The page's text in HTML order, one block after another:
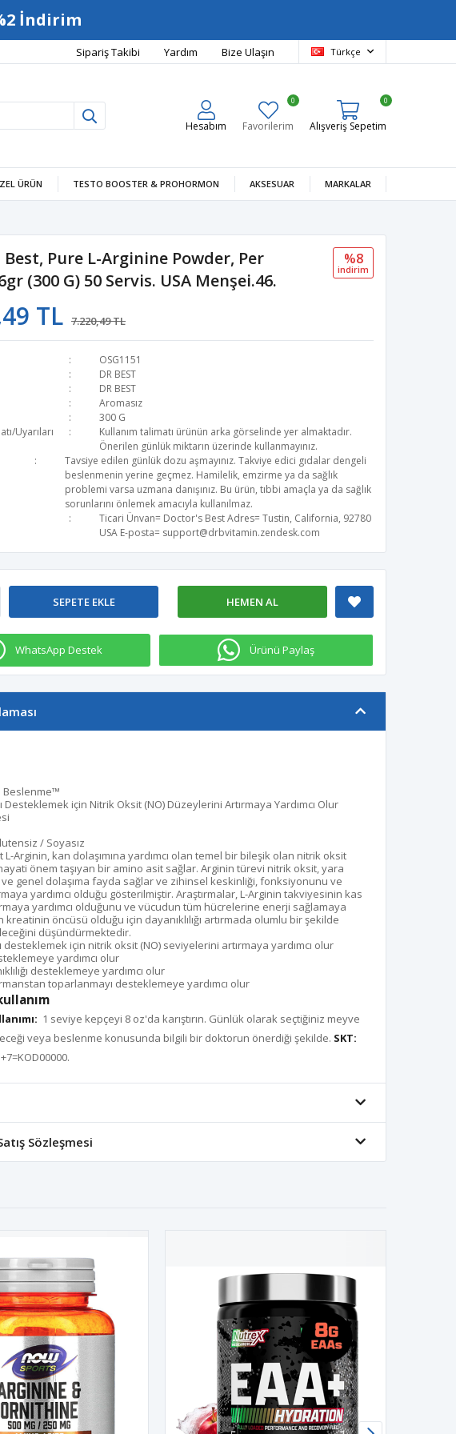
İndirim
Sipariş Takibi Yardım Bize Ulaşın Türkçe
Hesabım Favorilerim
0
Alışveriş Sepetim
0
ÜRÜN TESTO BOOSTER & PROHORMON AKSESUAR MARKALAR
Pure L-Arginine Powder, Per
(300 G) 50 Servis. USA Menşei.46.
TL 7.220,49 TL
%8
i̇ndi̇ri̇m
OSG1151
DR BEST
DR BEST
Aromasız
300 G
Uyarıları
Kullanım talimatı ürünün arka görselinde yer almaktadır.
Önerilen günlük miktarın üzerinde kullanmayınız.
Tavsiye edilen günlük dozu aşmayınız. Takviye edici gıdalar dengeli
beslenmenin yerine geçmez. Hamilelik, emzirme ya da sağlık
problemi varsa uzmana danışınız. Bu ürün, tıbbi amaçla ya da sağlık
sorunlarını önlemek amacıyla kullanılmaz.
Ticari Ünvan= Doctor's Best​ Adres= Tustin, California, 92780
USA E-posta= support@drbvitamin.zendesk.com
HEMEN AL
SEPETE EKLE
WhatsApp Destek Ürünü Paylaş
Beslenme™
Desteklemek için Nitrik Oksit (NO) Düzeylerini Artırmaya Yardımcı Olur
/ Soyasız
L-Arginin, kan dolaşımına yardımcı olan temel bir bileşik olan nitrik oksit
önem taşıyan bir amino asit sağlar. Arginin türevi nitrik oksit, yara
genel dolaşıma fayda sağlar ve zihinsel keskinliği, fonksiyonunu ve
yardımcı olduğu gösterilmiştir. Araştırmalar, L-Arginin takviyesinin kas
yardımcı olduğunu ve vücudun tüm hücrelerine enerji sağlamaya
kreatinin öncüsü olduğu için dayanıklılığı artırmada olumlu bir şekilde
düşündürmektedir.
desteklemek için nitrik oksit (NO) seviyelerini artırmaya yardımcı olur
yardımcı olur
desteklemeye yardımcı olur
toparlanmayı desteklemeye yardımcı olur
1 seviye kepçeyi 8 oz'da karıştırın. Günlük olarak seçtiğiniz meyve
veya beslenme konusunda bilgili bir doktorun önerdiği şekilde. SKT:
Sözleşmesi